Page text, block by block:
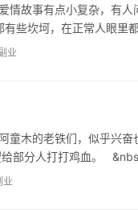
点小复杂，有人问牛大胆娶
业
老铁们，似乎兴奋也有怀
年的Cosmos生态做如下展望分析，希望给部
业